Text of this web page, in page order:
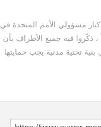
مسؤولي الأمم المتحدة في
، ذكّروا فيه جميع الأطراف بأن
تحتية مدنية يجب حمايتها